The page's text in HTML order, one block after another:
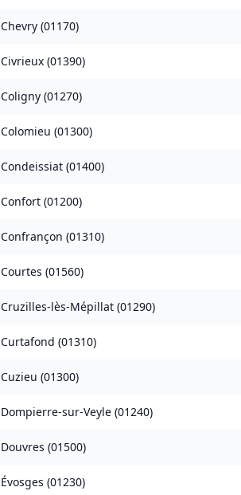
Chevry (01170)
Civrieux (01390)
Coligny (01270)
Colomieu (01300)
Condeissiat (01400)
Confort (01200)
Confrançon (01310)
Courtes (01560)
Cruzilles-lès-Mépillat (01290)
Curtafond (01310)
Cuzieu (01300)
Dompierre-sur-Veyle (01240)
Douvres (01500)
Évosges (01230)